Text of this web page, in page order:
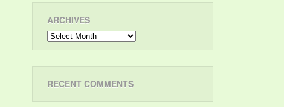
ARCHIVES
Archives
RECENT COMMENTS